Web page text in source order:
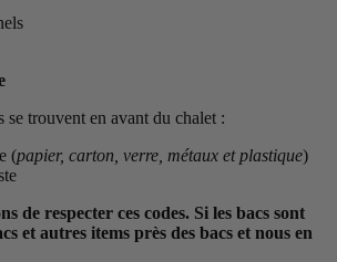
se trouvent en avant du chalet :
(papier, carton, verre, métaux et plastique)
de respecter ces codes. Si les bacs sont
et autres items près des bacs et nous en